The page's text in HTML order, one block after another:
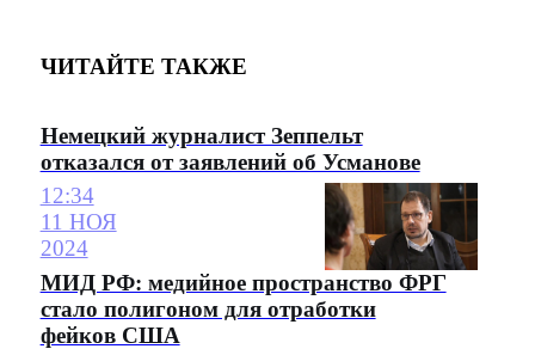
ЧИТАЙТЕ ТАКЖЕ
Немецкий журналист Зеппельт
отказался от заявлений об Усманове
12:34
11 НОЯ
2024
МИД РФ: медийное пространство ФРГ
стало полигоном для отработки
фейков США